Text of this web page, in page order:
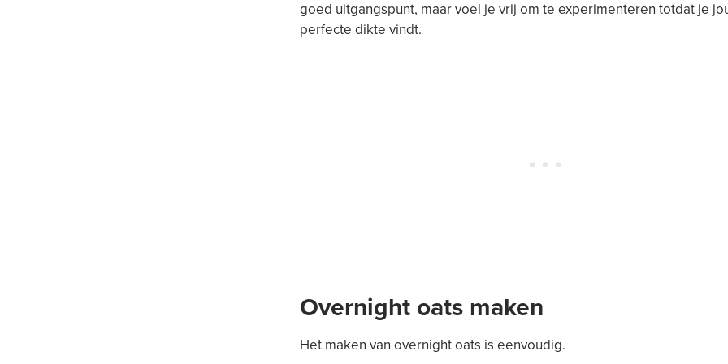
goed uitgangspunt, maar voel je vrij om te experimenteren totdat je
perfecte dikte vindt.
Overnight oats maken
Het maken van overnight oats is eenvoudig.